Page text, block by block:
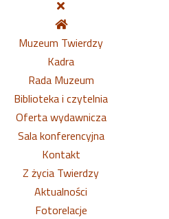
Muzeum Twierdzy
Kadra
Rada Muzeum
Biblioteka i czytelnia
Oferta wydawnicza
Sala konferencyjna
Kontakt
Z życia Twierdzy
Aktualności
Fotorelacje